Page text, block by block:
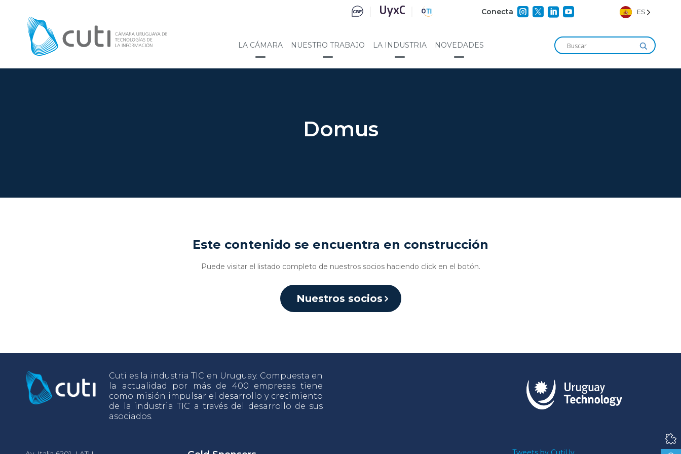
Conecta     ES
LA CÁMARA NUESTRO TRABAJO LA INDUSTRIA NOVEDADES
Domus
Este contenido se encuentra en construcción
Puede visitar el listado completo de nuestros socios haciendo click en el botón.
Nuestros socios
Cuti es la industria TIC en Uruguay. Compuesta en
la actualidad por más de 400 empresas tiene
como misión impulsar el desarrollo y crecimiento
de la industria TIC a través del desarrollo de sus
asociados.